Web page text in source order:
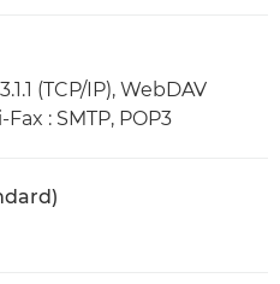
(TCP/IP), WebDAV
: SMTP, POP3